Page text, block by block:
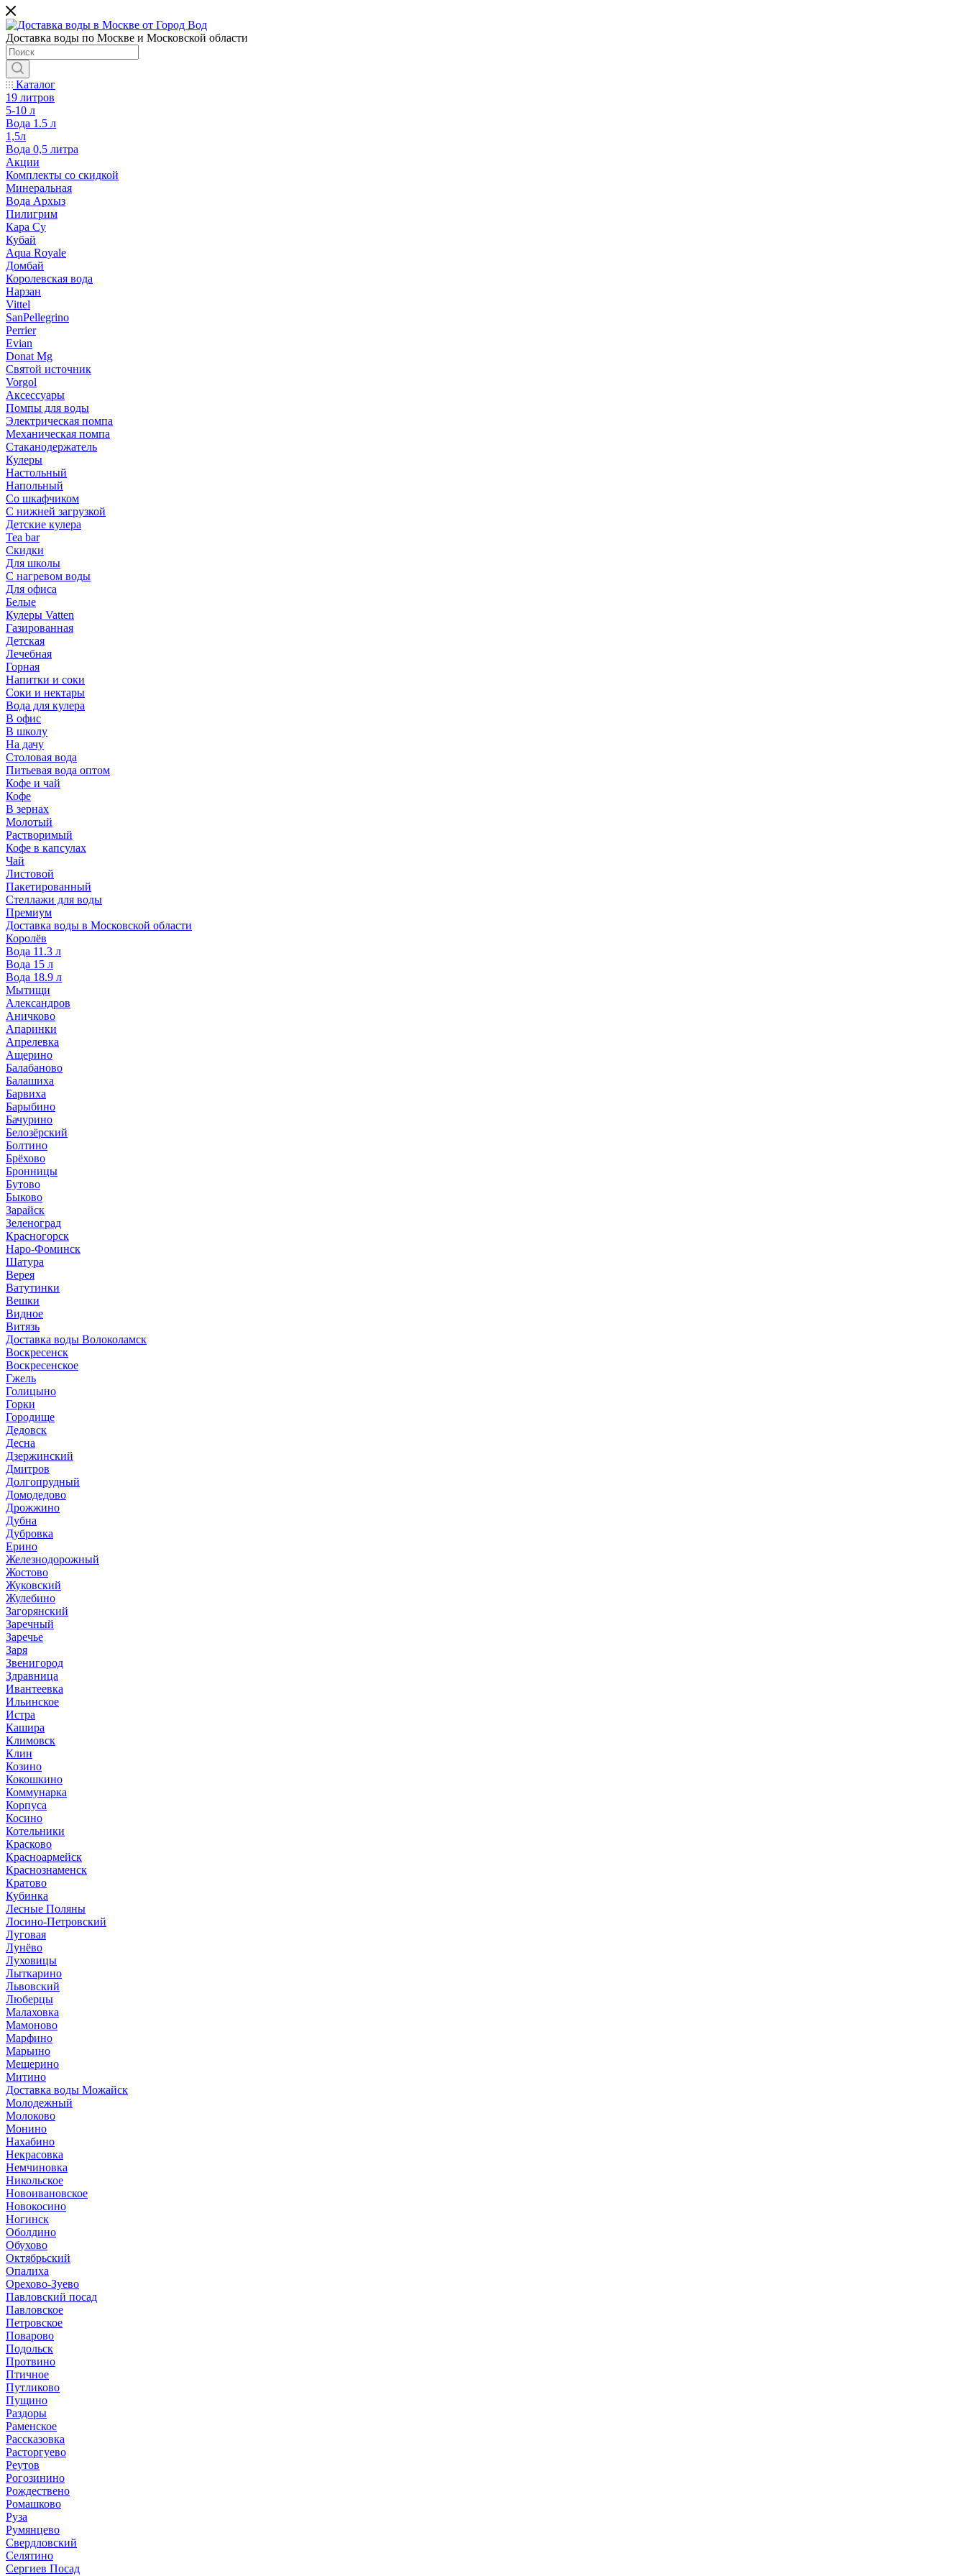
Доставка воды по Москве и Московской области
Каталог
19 литров
5-10 л
Вода 1.5 л
1,5л
Вода 0,5 литра
Акции
Комплекты со скидкой
Минеральная
Вода Архыз
Пилигрим
Кара Су
Кубай
Aqua Royale
Домбай
Королевская вода
Нарзан
Vittel
SanPellegrino
Perrier
Evian
Donat Mg
Святой источник
Vorgol
Аксессуары
Помпы для воды
Электрическая помпа
Механическая помпа
Стаканодержатель
Кулеры
Настольный
Напольный
Со шкафчиком
С нижней загрузкой
Детские кулера
Tea bar
Скидки
Для школы
С нагревом воды
Для офиса
Белые
Кулеры Vatten
Газированная
Детская
Лечебная
Горная
Напитки и соки
Соки и нектары
Вода для кулера
В офис
В школу
На дачу
Столовая вода
Питьевая вода оптом
Кофе и чай
Кофе
В зернах
Молотый
Растворимый
Кофе в капсулах
Чай
Листовой
Пакетированный
Стеллажи для воды
Премиум
Доставка воды в Московской области
Королёв
Вода 11.3 л
Вода 15 л
Вода 18.9 л
Мытищи
Александров
Аничково
Апаринки
Апрелевка
Ащерино
Балабаново
Балашиха
Барвиха
Барыбино
Бачурино
Белозёрский
Болтино
Брёхово
Бронницы
Бутово
Быково
Зарайск
Зеленоград
Красногорск
Наро-Фоминск
Шатура
Верея
Ватутинки
Вешки
Видное
Витязь
Доставка воды Волоколамск
Воскресенск
Воскресенское
Гжель
Голицыно
Горки
Городище
Дедовск
Десна
Дзержинский
Дмитров
Долгопрудный
Домодедово
Дрожжино
Дубна
Дубровка
Ерино
Железнодорожный
Жостово
Жуковский
Жулебино
Загорянский
Заречный
Заречье
Заря
Звенигород
Здравница
Ивантеевка
Ильинское
Истра
Кашира
Климовск
Клин
Козино
Кокошкино
Коммунарка
Корпуса
Косино
Котельники
Красково
Красноармейск
Краснознаменск
Кратово
Кубинка
Лесные Поляны
Лосино-Петровский
Луговая
Лунёво
Луховицы
Лыткарино
Львовский
Люберцы
Малаховка
Мамоново
Марфино
Марьино
Мещерино
Митино
Доставка воды Можайск
Молодежный
Молоково
Монино
Нахабино
Некрасовка
Немчиновка
Никольское
Новоивановское
Новокосино
Ногинск
Оболдино
Обухово
Октябрьский
Опалиха
Орехово-Зуево
Павловский посад
Павловское
Петровское
Поварово
Подольск
Протвино
Птичное
Путликово
Пущино
Раздоры
Раменское
Рассказовка
Расторгуево
Реутов
Рогозинино
Рождествено
Ромашково
Руза
Румянцево
Свердловский
Селятино
Сергиев Посад